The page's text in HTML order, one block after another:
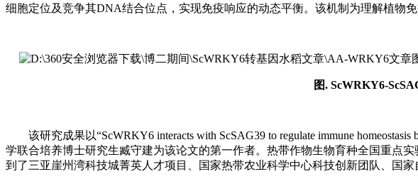
细胞定位及竞争其DNA结合位点，实现免疫响应的动态平衡。该机制为理解植物
图. ScWRKY6-
该研究成果以“ScWRKY6 interacts with ScSAG39 to regulate immune
学联合培养博士研究生臧守建为该论文的第一作者。热带作物生物育种全国重点
到了三亚崖州湾科技城菁英人才项目、国家热带农业科学中心科技创新团队、国家